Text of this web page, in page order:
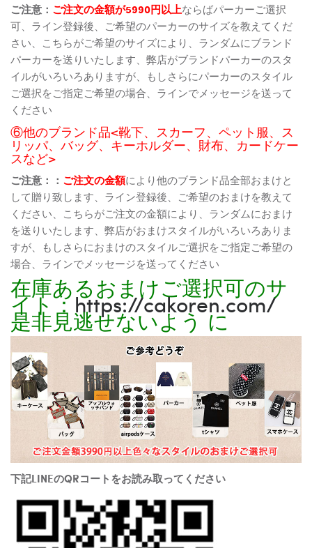
ご注意： ご注文の金額が5990円以上ならばパーカーご選択
可、ライン登録後、ご希望のパーカーのサイズを教えてくだ
さい、こちらがご希望のサイズにより、ランダムにブランド
パーカーを送りいたします、弊店がブランドパーカーのスタ
イルがいろいろありますが、もしさらにパーカーのスタイル
ご選択をご指定ご希望の場合、ラインでメッセージを送って
ください
⑥他のブランド品<靴下、スカーフ、ペット服、ス
リッパ、バッグ、キーホルダー、財布、カードケー
スなど>
ご注意：： ご注文の金額により他のブランド品全部おまけと
して贈り致します、ライン登録後、ご希望のおまけを教えて
ください、こちらがご注文の金額により、ランダムにおまけ
を送りいたします、弊店がおまけスタイルがいろいろありま
すが、もしさらにおまけのスタイルご選択をご指定ご希望の
場合、ラインでメッセージを送ってください
在庫あるおまけご選択可のサ
イト：https://cakoren.com/
是非見逃せないよう に
下記LINEのQRコートをお読み取ってください